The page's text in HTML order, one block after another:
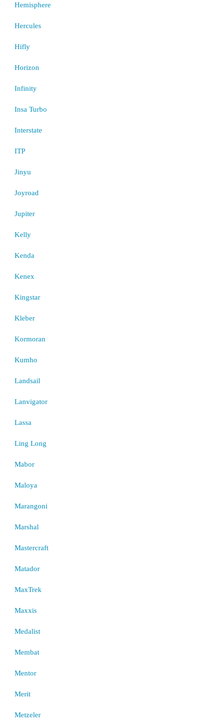
Hemisphere
Hercules
Hifly
Horizon
Infinity
Insa Turbo
Interstate
ITP
Jinyu
Joyroad
Jupiter
Kelly
Kenda
Kenex
Kingstar
Kleber
Kormoran
Kumho
Landsail
Lanvigator
Lassa
Ling Long
Mabor
Maloya
Marangoni
Marshal
Mastercraft
Matador
MaxTrek
Maxxis
Medalist
Membat
Mentor
Merit
Metzeler